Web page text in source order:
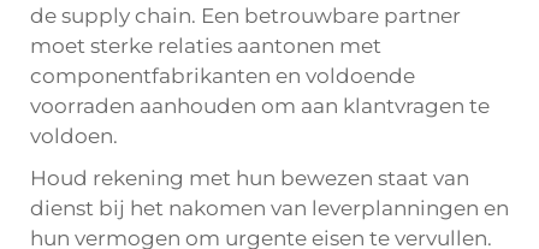
de supply chain. Een betrouwbare partner
moet sterke relaties aantonen met
componentfabrikanten en voldoende
voorraden aanhouden om aan klantvragen te
voldoen.
Houd rekening met hun bewezen staat van
dienst bij het nakomen van leverplanningen en
hun vermogen om urgente eisen te vervullen.